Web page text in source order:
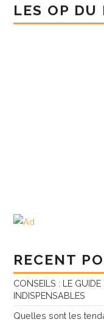
LES OP DU
RECENT
CONSEILS : LE
INDISPENSABLES
Quelles sont les